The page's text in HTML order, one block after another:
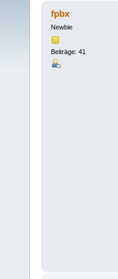
fpbx
Newbie
Beiträge: 41